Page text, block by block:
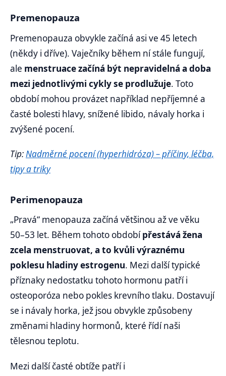
Premenopauza
Premenopauza obvykle začíná asi ve 45 letech
(někdy i dříve). Vaječníky během ní stále fungují,
ale menstruace začíná být nepravidelná a doba
mezi jednotlivými cykly se prodlužuje. Toto
období mohou provázet například nepříjemné a
časté bolesti hlavy, snížené libido, návaly horka i
zvýšené pocení.
Tip:Nadměrné pocení (hyperhidróza) – příčiny, léčba,
tipy a triky
Perimenopauza
„Pravá“ menopauza začíná většinou až ve věku
50–53 let. Během tohoto obdobípřestává žena
zcela menstruovat, a to kvůli výraznému
poklesu hladiny estrogenu. Mezi další typické
příznaky nedostatku tohoto hormonu patří i
osteoporóza nebo pokles krevního tlaku. Dostavují
se i návaly horka, jež jsou obvykle způsobeny
změnami hladiny hormonů, které řídí naši
tělesnou teplotu.
Mezi další časté obtíže patří i